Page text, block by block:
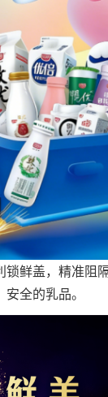
鲜盖，精准阻
全的乳品。